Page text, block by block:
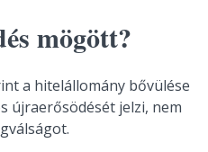
mögött?
a hitelállomány bővülése
újraerősödését jelzi, nem